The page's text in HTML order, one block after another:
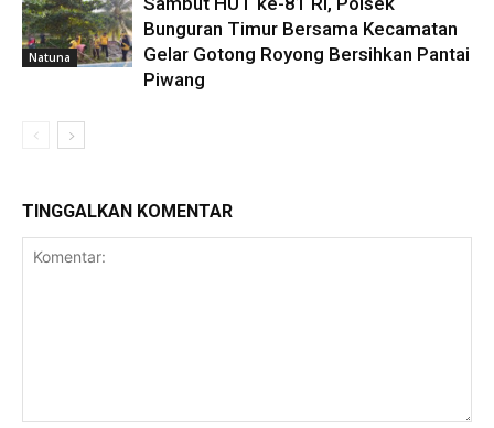
Natuna
Bunguran Timur Bersama Kecamatan
Gelar Gotong Royong Bersihkan Pantai
Piwang
TINGGALKAN KOMENTAR